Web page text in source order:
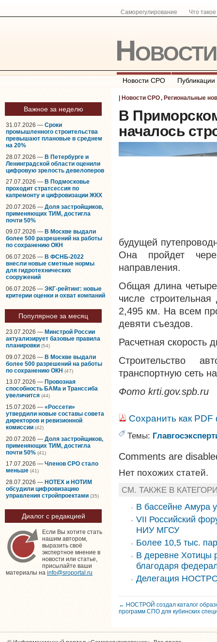
Саморегулирование Что
Новости СРО Публикации
Важное за неделю
31.07.2026 — Сроки
промышленного строительства
превышают плановые в среднем
на 20%
28.07.2026 — В Петербурге и
Ленинградской области оценили
цифровую зрелость девелоперов
27.07.2026 — В Подмосковье
проходит стратсессия по
капремонту и цифровизации ЖКХ
20.07.2026 — Доля застройщиков,
применяющих ТИМ, достигла
почти 50%
09.07.2026 — В Москве выдали
более 500 разрешений на работы
по сохранению ОКН
06.07.2026 — В ФСНБ-2022
внесли новые сметные нормы
для гидротехнических
сооружений
06.07.2026 — ЭКГ-рейтинг: новые
критерии оценки и охват компаний
Популярное за месяц
23.07.2026 — Минстрой России
актуализирует базовые правила
планировки (54)
09.07.2026 — В Москве выдали
более 500 разрешений на работы
по сохранению ОКН (47)
13.07.2026 — Провозная
способность БАМа и Транссиба
увеличится (44)
15.07.2026 — «Россети»
утвердили новые составы совета
директоров и ревизионной
комиссии (42)
20.07.2026 — Доля застройщиков,
применяющих ТИМ, достигла
почти 50% (41)
17.07.2026 — Членов СРО стало
меньше (41)
28.07.2026 — НОТЕХ и НОТИМ
обсудили цифровизацию
управления стройпроектами (35)
Диалог с редакцией
Если Вы хотите стать
нашим автором,
выразить своё
экспертное мнение в
новости или статье,
присылайте ваши
материалы на info@sroportal.ru
Новости СРО, Региональные
В
началось
будущей
Она пройдет
направления.
Общая длина
числе
2,495 км. На всем
девяти съездов.
Расчетная скорость
Строительство
транспортную сеть
Фото krti.gov.spb.ru
Сохранить как
Темы:
Comments are
Нет похожих статей.
СМ. ТАКЖЕ В
В бассейне Амура
VII Российский
НИУ МГСУ
Более 10,5 тыс.
В деревне Хотицы
благодаря
Делегация
← НОСТРОЙ создал каталог
программ СПО для кубинских